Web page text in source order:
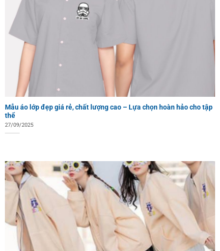
Mẫu áo lớp đẹp giá rẻ, chất lượng cao – Lựa chọn hoàn hảo cho tập
thể
27/09/2025